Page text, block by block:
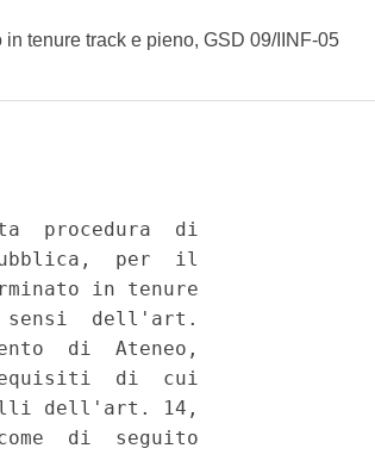
tenure track e pieno, GSD 09/IINF-05